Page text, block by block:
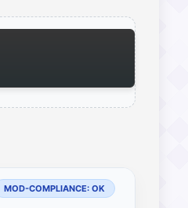
MOD-COMPLIANCE: OK